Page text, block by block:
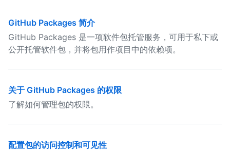
GitHub Packages 简介
GitHub Packages 是一项软件包托管服务，可用于私下或
公开托管软件包，并将包用作项目中的依赖项。
关于 GitHub Packages 的权限
了解如何管理包的权限。
配置包的访问控制和可见性